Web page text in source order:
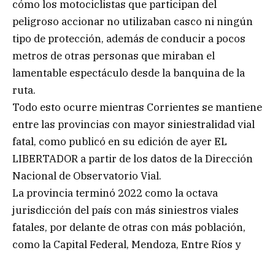
cómo los motociclistas que participan del
peligroso accionar no utilizaban casco ni ningún
tipo de protección, además de conducir a pocos
metros de otras personas que miraban el
lamentable espectáculo desde la banquina de la
ruta.
Todo esto ocurre mientras Corrientes se mantiene
entre las provincias con mayor siniestralidad vial
fatal, como publicó en su edición de ayer EL
LIBERTADOR a partir de los datos de la Dirección
Nacional de Observatorio Vial.
La provincia terminó 2022 como la octava
jurisdicción del país con más siniestros viales
fatales, por delante de otras con más población,
como la Capital Federal, Mendoza, Entre Ríos y